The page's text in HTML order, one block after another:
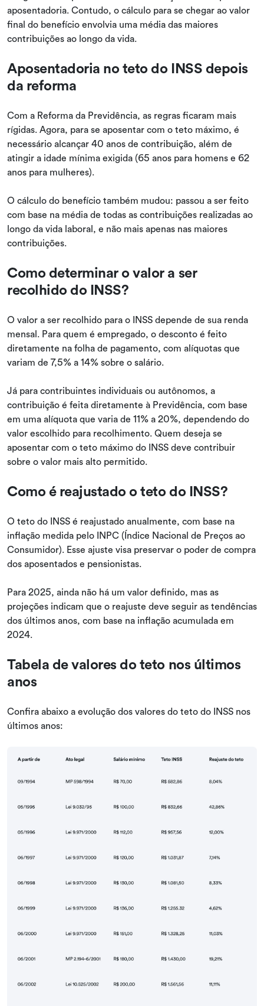
aposentadoria. Contudo, o cálculo para se chegar ao valor
final do benefício envolvia uma média das maiores
contribuições ao longo da vida.
Aposentadoria no teto do INSS depois
da reforma
Com a Reforma da Previdência, as regras ficaram mais
rígidas. Agora, para se aposentar com o teto máximo, é
necessário alcançar 40 anos de contribuição, além de
atingir a idade mínima exigida (65 anos para homens e 62
anos para mulheres).
O cálculo do benefício também mudou: passou a ser feito
com base na média de todas as contribuições realizadas ao
longo da vida laboral, e não mais apenas nas maiores
contribuições.
Como determinar o valor a ser
recolhido do INSS?
O valor a ser recolhido para o INSS depende de sua renda
mensal. Para quem é empregado, o desconto é feito
diretamente na folha de pagamento, com alíquotas que
variam de 7,5% a 14% sobre o salário.
Já para contribuintes individuais ou autônomos, a
contribuição é feita diretamente à Previdência, com base
em uma alíquota que varia de 11% a 20%, dependendo do
valor escolhido para recolhimento. Quem deseja se
aposentar com o teto máximo do INSS deve contribuir
sobre o valor mais alto permitido.
Como é reajustado o teto do INSS?
O teto do INSS é reajustado anualmente, com base na
inflação medida pelo INPC (Índice Nacional de Preços ao
Consumidor). Esse ajuste visa preservar o poder de compra
dos aposentados e pensionistas.
Para 2025, ainda não há um valor definido, mas as
projeções indicam que o reajuste deve seguir as tendências
dos últimos anos, com base na inflação acumulada em
2024.
Tabela de valores do teto nos últimos
anos
Confira abaixo a evolução dos valores do teto do INSS nos
últimos anos: